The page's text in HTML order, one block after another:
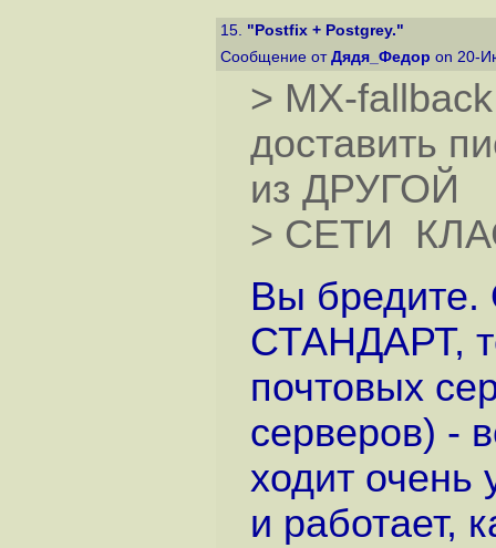
15. "Postfix + Postgrey."
Сообщение от Дядя_Федор on 20-
> MX-
доставить
из ДРУГОЙ
> СЕТИ
Вы бредите.
СТАНДАРТ,
почтовых
серверов) -
ходит очень
и работает,